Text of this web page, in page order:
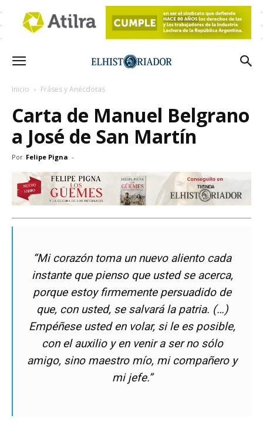
Inicio Fráses y Anécdotas
Carta de Manuel Belgrano
a José de San Martín
Por Felipe Pigna -
“Mi corazón toma un nuevo aliento cada
instante que pienso que usted se acerca,
porque estoy firmemente persuadido de
que, con usted, se salvará la patria. (…)
Empéñese usted en volar, si le es posible,
con el auxilio y en venir a ser no sólo
amigo, sino maestro mío, mi compañero y
mi jefe.”